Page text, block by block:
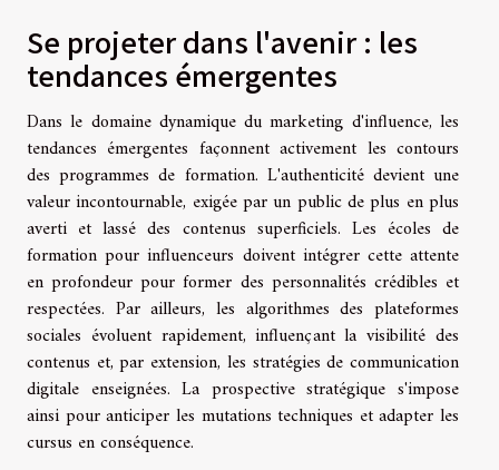
Se projeter dans l'avenir : les
tendances émergentes
Dans le domaine dynamique du marketing d'influence, les
tendances émergentes façonnent activement les contours
des programmes de formation. L'authenticité devient une
valeur incontournable, exigée par un public de plus en plus
averti et lassé des contenus superficiels. Les écoles de
formation pour influenceurs doivent intégrer cette attente
en profondeur pour former des personnalités crédibles et
respectées. Par ailleurs, les algorithmes des plateformes
sociales évoluent rapidement, influençant la visibilité des
contenus et, par extension, les stratégies de communication
digitale enseignées. La prospective stratégique s'impose
ainsi pour anticiper les mutations techniques et adapter les
cursus en conséquence.